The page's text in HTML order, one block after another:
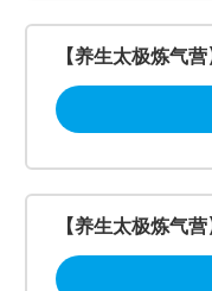
【养生太极炼气
【养生太极炼气